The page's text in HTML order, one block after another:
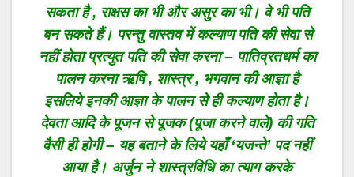
सकता है , राक्षस का भी और असुर का भी। वे भी पति
बन सकते हैं। परन्तु वास्तव में कल्याण पति की सेवा से
नहीं होता प्रत्युत पति की सेवा करना – पातिव्रतधर्म का
पालन करना ऋषि , शास्त्र , भगवान की आज्ञा है
इसलिये इनकी आज्ञा के पालन से ही कल्याण होता है।
देवता आदि के पूजन से पूजक (पूजा करने वाले) की गति
वैसी ही होगी – यह बताने के लिये यहाँ ‘यजन्ते’ पद नहीं
आया है। अर्जुन ने शास्त्रविधि का त्याग करके